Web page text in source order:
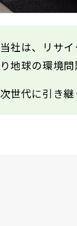
当社は、リサ
り地球の環境
次世代に引き